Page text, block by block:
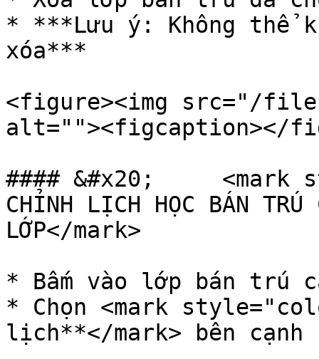
* ***Lưu ý: Không thể
xóa***
<figure><img src="/files/
alt=""><figcaption></
#### &#x20;     <mark
CHỈNH LỊCH HỌC BÁN TRÚ
LỚP</mark>
* Bấm vào lớp bán trú
* Chọn <mark
lịch**</mark> bên